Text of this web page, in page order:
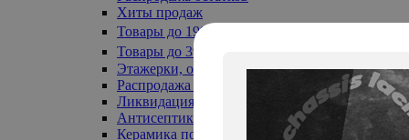
Хиты продаж
Товары до 199₽
Товары до 399₽
Этажерки, обувницы
Распродажа текстиля до -50%
Ликвидация до -70%
Антисептики
Керамика по 129 руб